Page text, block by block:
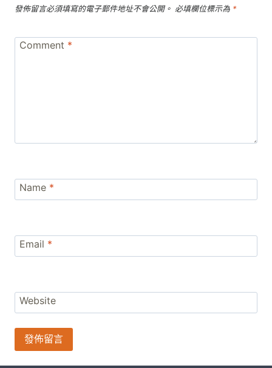
發佈留言必須填寫的電子郵件地址不會公開。 必填欄位標示為 *
Comment *
Name *
Email *
Website